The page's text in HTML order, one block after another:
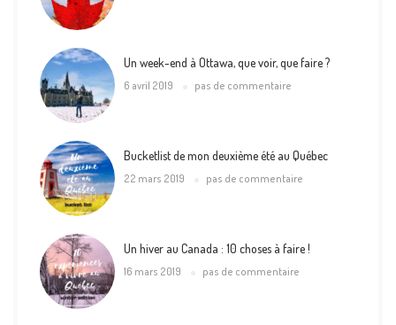
Un week-end à Ottawa, que voir, que faire ?
6 avril 2019 pas de commentaire
Bucketlist de mon deuxième été au Québec
22 mars 2019 pas de commentaire
Un hiver au Canada : 10 choses à faire !
16 mars 2019 pas de commentaire